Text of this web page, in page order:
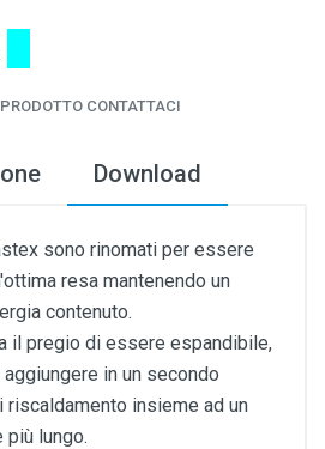
CONTATTACI
Download
sono rinomati per essere
resa mantenendo un
contenuto.
il pregio di essere espandibile,
in un secondo
riscaldamento insieme ad un
lungo.